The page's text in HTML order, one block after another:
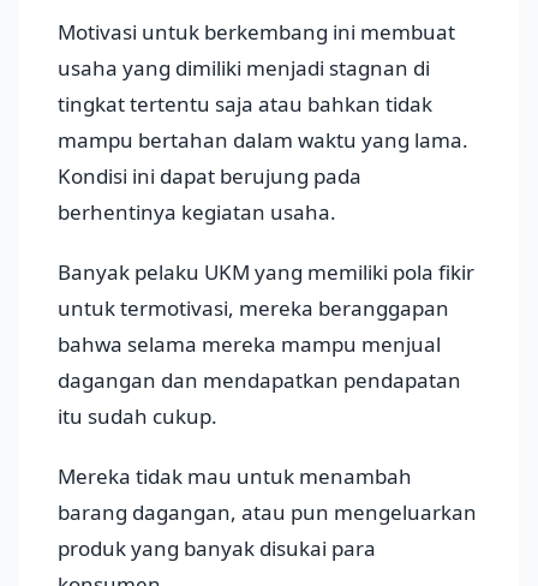
Motivasi untuk berkembang ini membuat
usaha yang dimiliki menjadi stagnan di
tingkat tertentu saja atau bahkan tidak
mampu bertahan dalam waktu yang lama.
Kondisi ini dapat berujung pada
berhentinya kegiatan usaha.
Banyak pelaku UKM yang memiliki pola fikir
untuk termotivasi, mereka beranggapan
bahwa selama mereka mampu menjual
dagangan dan mendapatkan pendapatan
itu sudah cukup.
Mereka tidak mau untuk menambah
barang dagangan, atau pun mengeluarkan
produk yang banyak disukai para